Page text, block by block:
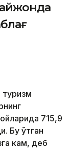
715,9
Бу ўтган
кам, деб